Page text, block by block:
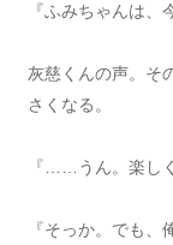
『ふみちゃんは、
灰慈くんの声。そ
さくなる。
『……うん。楽し
『そっか。でも、